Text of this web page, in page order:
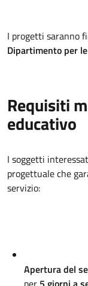
I progetti saranno
Dipartimento per
Requisiti
educativo
I soggetti
progettuale che
servizio:
Apertura del